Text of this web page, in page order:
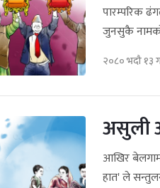
पारम्परिक
जुनसुकै नामको
२०८० भदौ १३
असुली
आखिर
हात' ले